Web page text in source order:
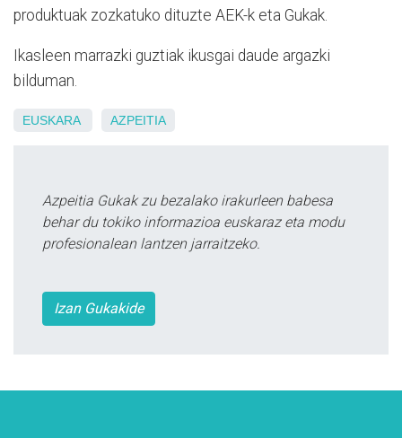
produktuak zozkatuko dituzte AEK-k eta Gukak.
Ikasleen marrazki guztiak ikusgai daude argazki
bilduman.
EUSKARA AZPEITIA
Azpeitia Gukak zu bezalako irakurleen babesa
behar du tokiko informazioa euskaraz eta modu
profesionalean lantzen jarraitzeko.
Izan Gukakide